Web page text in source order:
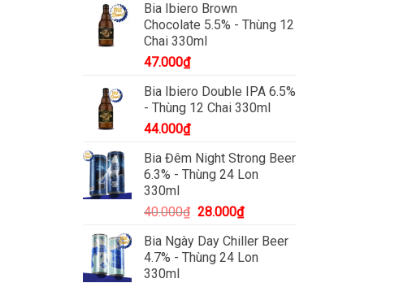
Bia Ibiero Brown
Chocolate 5.5% - Thùng 12
Chai 330ml
47.000₫
Bia Ibiero Double IPA 6.5%
- Thùng 12 Chai 330ml
44.000₫
Bia Đêm Night Strong Beer
6.3% - Thùng 24 Lon
330ml
40.000₫ Giá
là:
40.000₫.
28.000₫Giá
tại
là:
Bia Ngày Day Chiller Beer
4.7% - Thùng 24 Lon
330ml